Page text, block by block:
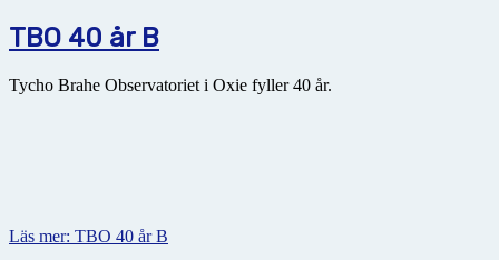
TBO 40 år B
Tycho Brahe Observatoriet i Oxie fyller 40 år.
Läs mer: TBO 40 år B